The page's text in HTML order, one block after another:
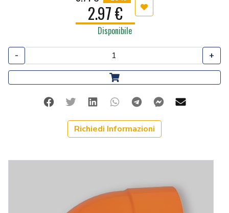
2.97 € Aggiungi ai preferiti
Disponibile
- +
FacebookTwitterLinkedinWhatsappTelegramFacebook
Richiedi Informazioni